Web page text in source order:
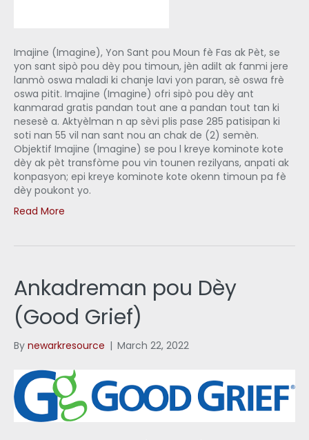
Imajine (Imagine), Yon Sant pou Moun fè Fas ak Pèt, se
yon sant sipò pou dèy pou timoun, jèn adilt ak fanmi jere
lanmò oswa maladi ki chanje lavi yon paran, sè oswa frè
oswa pitit. Imajine (Imagine) ofri sipò pou dèy ant
kanmarad gratis pandan tout ane a pandan tout tan ki
nesesè a. Aktyèlman n ap sèvi plis pase 285 patisipan ki
soti nan 55 vil nan sant nou an chak de (2) semèn.
Objektif Imajine (Imagine) se pou l kreye kominote kote
dèy ak pèt transfòme pou vin tounen rezilyans, anpati ak
konpasyon; epi kreye kominote kote okenn timoun pa fè
dèy poukont yo.
Read More
Ankadreman pou Dèy
(Good Grief)
By newarkresource | March 22, 2022